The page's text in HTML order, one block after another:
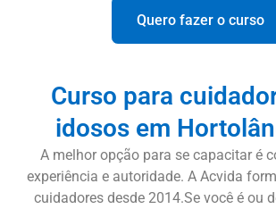
Quero fazer o curso
Curso para
idosos em
A melhor opção para se capacitar é
experiência e autoridade. A Acvida
cuidadores desde 2014.Se você é ou